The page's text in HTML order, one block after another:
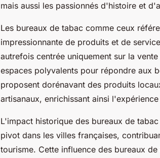
mais aussi les passionnés d'histoire et
Les bureaux de tabac comme ceux
impressionnante de produits et de
autrefois centrée uniquement sur la
espaces polyvalents pour répondre aux
proposent dorénavant des produits
artisanaux, enrichissant ainsi
L'impact historique des bureaux de
pivot dans les villes françaises,
tourisme. Cette influence des bureaux